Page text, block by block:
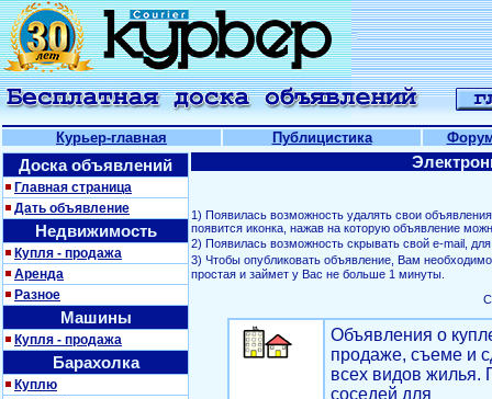
Курьер-главная Публицистика
Доска объявлений
Главная страница
Дать объявление
Недвижимость
Купля - продажа
Аренда
Разное
Машины
Купля - продажа
Барахолка
Куплю
1) Появилась возможность удалять свои
появится иконка, нажав на которую объявление
2) Появилась возможность скрывать свой е-mail,
3) Чтобы опубликовать объявление, Вам
простая и займет у Вас не больше 1 минуты.
Объявления о
продаже, съеме и
всех видов жилья.
соседей для